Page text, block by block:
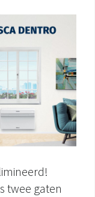
twee gaten